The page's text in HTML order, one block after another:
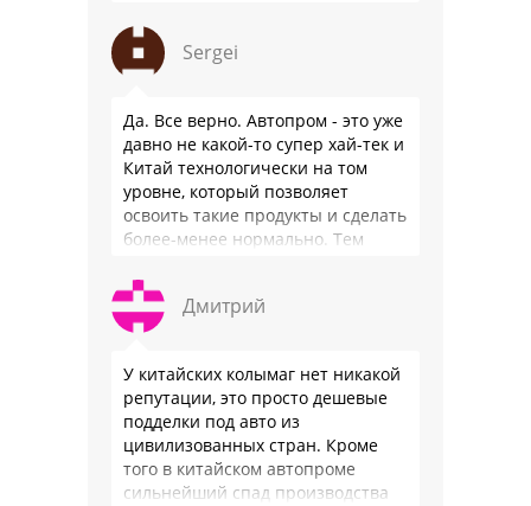
Sergei
Да. Все верно. Автопром - это уже
давно не какой-то супер хай-тек и
Китай технологически на том
уровне, который позволяет
освоить такие продукты и сделать
более-менее нормально. Тем
Дмитрий
У китайских колымаг нет никакой
репутации, это просто дешевые
подделки под авто из
цивилизованных стран. Кроме
того в китайском автопроме
сильнейший спад производства